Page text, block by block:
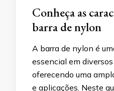
Conheça as
barra de nylon
A barra de nylon é
essencial em
oferecendo uma
e aplicações. Neste